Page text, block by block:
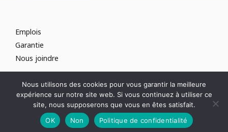
Emplois
Garantie
Nous joindre
SITES WEB :PAR DESIGN, AGENCE WEB
RÉVOQUER LE CONSENTEMENT
POLITIQUE DE CONFIDENTIALITÉ
Nous utilisons des cookies pour vous garantir la meilleure
expérience sur notre site web. Si vous continuez à utiliser ce
site, nous supposerons que vous en êtes satisfait.
OK
Non Politique de confidentialité